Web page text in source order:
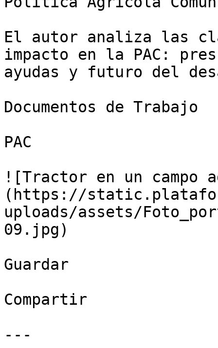
El autor analiza las
impacto en la PAC:
ayudas y futuro del
Documentos de Trabajo
PAC
![Tractor en un campo
(https://
uploads/assets/
09.jpg)
Guardar
Compartir
---